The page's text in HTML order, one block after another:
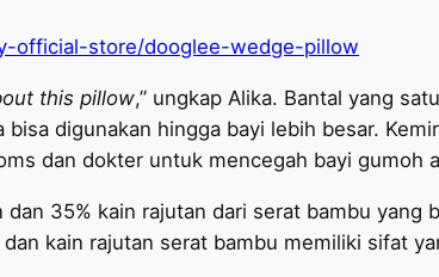
official-store/dooglee-wedge-pillow
this pillow,” ungkap Alika. Bantal yang
bisa digunakan hingga bayi lebih besar.
dan dokter untuk mencegah bayi gumoh
dan 35% kain rajutan dari serat bambu
kain rajutan serat bambu memiliki sifat